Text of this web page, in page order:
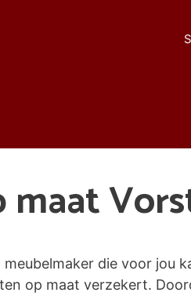
maat
meubelmaker die voor jou
op maat verzekert.